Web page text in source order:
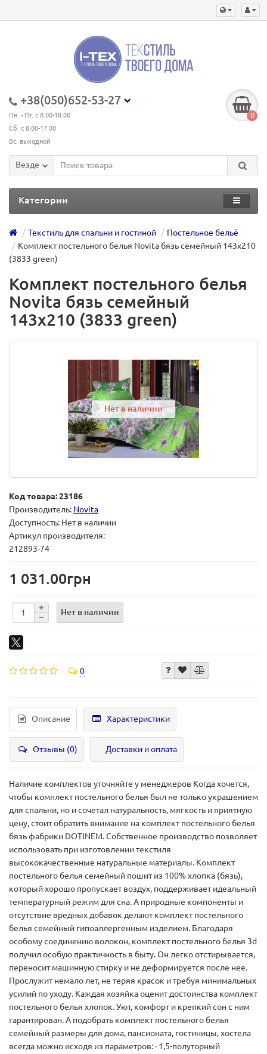
+38(050)652-53-27
Пн. - Пт. с 8.00-18.00
Сб. с 8.00-17.00
Вс. выходной
0
Везде
Категории
Текстиль для спальни и гостиной
Постельное бельё
Комплект постельного белья Novita бязь семейный 143х210
(3833 green)
Комплект постельного белья
Novita бязь семейный
143х210 (3833 green)
Нет в наличии
Код товара: 23186
Производитель: Novita
Доступность: Нет в наличии
Артикул производителя:
212893-74
1 031.00грн
Нет в наличии
0
Описание Характеристики
Отзывы (0) Доставки и оплата
Наличие комплектов уточняйте у менеджеров Когда хочется,
чтобы комплект постельного белья был не только украшением
для спальни, но и сочетал натуральность, мягкость и приятную
цену, стоит обратить внимание на комплект постельного белья
бязь фабрики DOTINEM. Собственное производство позволяет
использовать при изготовлении текстиля
высококачественные натуральные материалы. Комплект
постельного белья семейный пошит из 100% хлопка (бязь),
который хорошо пропускает воздух, поддерживает идеальный
температурный режим для сна. А природные компоненты и
отсутствие вредных добавок делают комплект постельного
белья семейный гипоаллергенным изделием. Благодаря
особому соединению волокон, комплект постельного белья 3d
получил особую практичность в быту. Он легко отстирывается,
переносит машинную стирку и не деформируется после нее.
Прослужит немало лет, не теряя красок и требуя минимальных
усилий по уходу. Каждая хозяйка оценит достоинства комплект
постельного белья хлопок. Уют, комфорт и крепкий сон с ним
гарантирован. А подобрать комплект постельного белья
семейный размеры для дома, пансионата, гостиницы, хостела
всегда можно исходя из параметров: · 1,5-полуторный